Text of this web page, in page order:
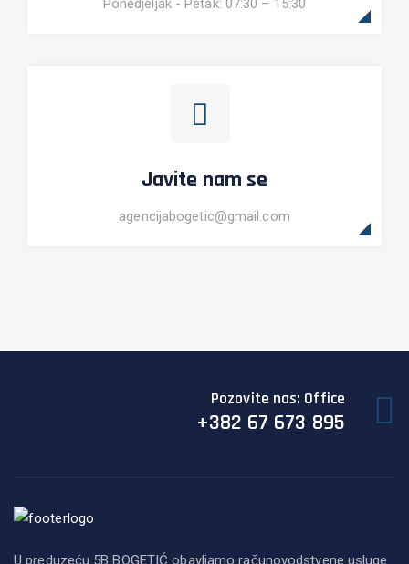
Ponedjeljak - Petak: 07:30 – 15:30
Javite nam se
agencijabogetic@gmail.com
Pozovite nas: Office
+382 67 673 895
U preduzeću 5B BOGETIĆ obavljamo računovodstvene usluge